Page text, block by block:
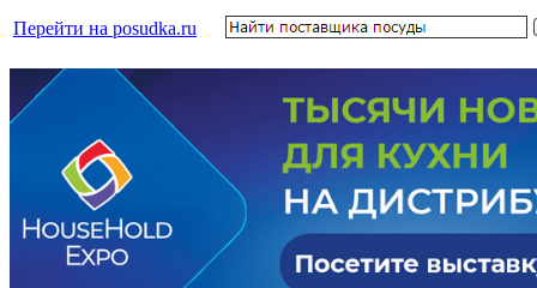
Перейти на posudka.ru